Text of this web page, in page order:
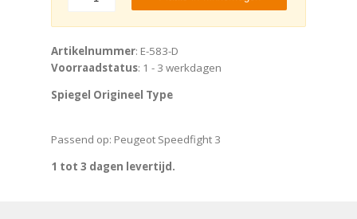
Artikelnummer: E-583-D
Voorraadstatus: 1 - 3 werkdagen
Spiegel Origineel Type
Passend op: Peugeot Speedfight 3
1 tot 3 dagen levertijd.